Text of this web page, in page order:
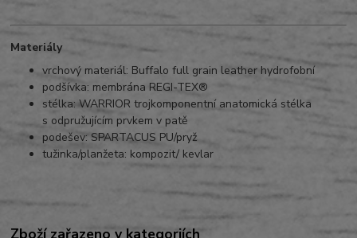
Materiály
vrchový materiál: Buffalo full grain leather hydrofobní
podšívka: membrána REGI-TEX®
stélka: WARRIOR trojkomponentní anatomická stélka
s odpružujícím prvkem v patě
podešev: SPARTACUS PU/pryž
tužinka/planžeta: kompozit/ kevlar
Zboží zařazeno v kategoriích